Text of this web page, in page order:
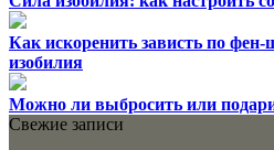
Как искоренить зависть по
изобилия
Можно ли выбросить или
Свежие записи